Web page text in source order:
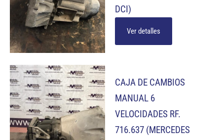
DCI)
Ver detalles
CAJA DE CAMBIOS
MANUAL 6
VELOCIDADES RF.
716.637 (MERCEDES